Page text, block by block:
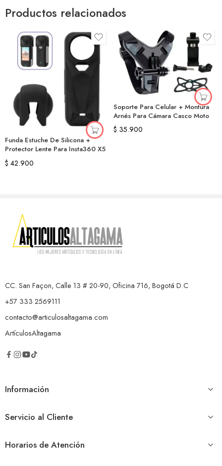
Productos relacionados
Funda Estuche De Silicona +
Protector Lente Para Insta360 X5
$ 42.900
Soporte Para Celular + Montura
Arnés Para Cámara Casco Moto
$ 35.900
CC. San Façon, Calle 13 # 20-90, Oficina 716, Bogotá D.C
+57 333 2569111
contacto@articulosaltagama.com
ArtículosAltagama
Información
Servicio al Cliente
Horarios de Atención